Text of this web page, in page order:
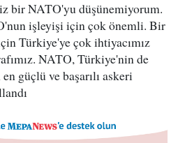
bir NATO'yu düşünemiyorum.
işleyişi için çok önemli. Bir
Türkiye'ye çok ihtiyacımız
NATO, Türkiye'nin de
güçlü ve başarılı askeri